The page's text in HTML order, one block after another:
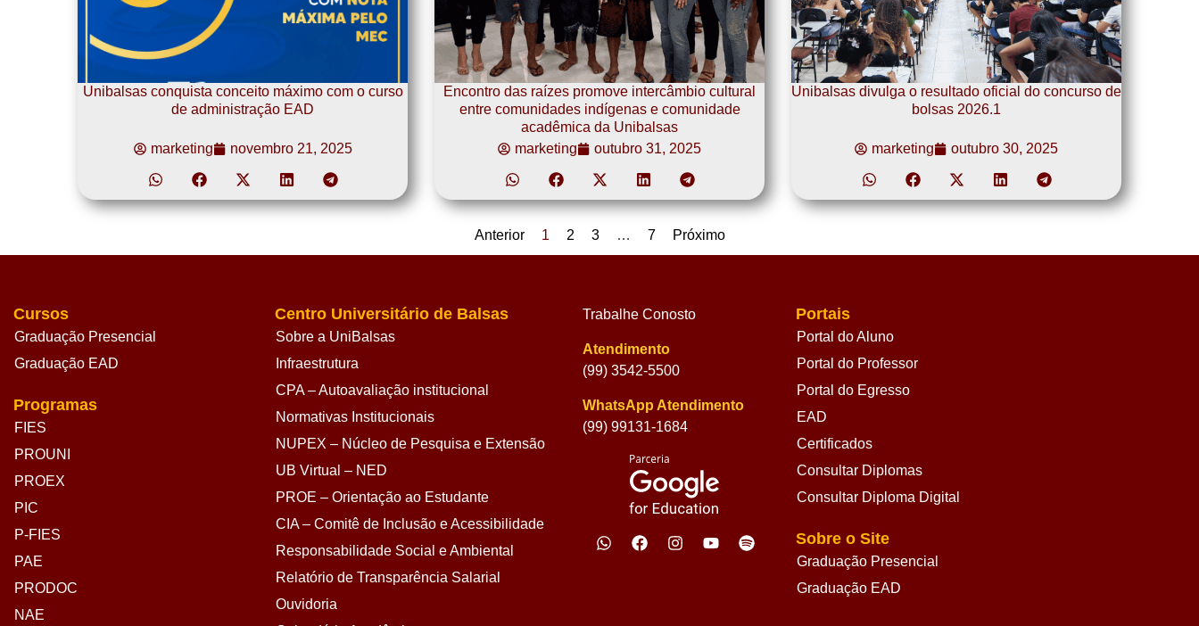
Unibalsas conquista conceito máximo com o curso
de administração EAD
marketing novembro 21, 2025
Encontro das raízes promove intercâmbio cultural
entre comunidades indígenas e comunidade
acadêmica da Unibalsas
marketing
outubro 31, 2025
Unibalsas divulga o resultado oficial do concurso de
bolsas 2026.1
marketing outubro 30, 2025
Anterior 1 2 3 … 7 Próximo
Cursos
Graduação Presencial
Graduação EAD
Programas
FIES
PROUNI
PROEX
PIC
P-FIES
PAE
PRODOC
NAE
Centro Universitário de Balsas
Sobre a UniBalsas
Infraestrutura
CPA – Autoavaliação institucional
Normativas Institucionais
NUPEX – Núcleo de Pesquisa e Extensão
UB Virtual – NED
PROE – Orientação ao Estudante
CIA – Comitê de Inclusão e Acessibilidade
Responsabilidade Social e Ambiental
Relatório de Transparência Salarial
Ouvidoria
Trabalhe Conosto
Atendimento
(99) 3542-5500
WhatsApp Atendimento
(99) 99131-1684
Portais
Portal do Aluno
Portal do Professor
Portal do Egresso
EAD
Certificados
Consultar Diplomas
Consultar Diploma Digital
Sobre o Site
Graduação Presencial
Graduação EAD